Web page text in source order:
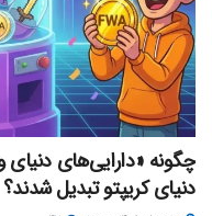
چگونه «دارایی‌های
دنیای کریپتو تبدیل شدند؟